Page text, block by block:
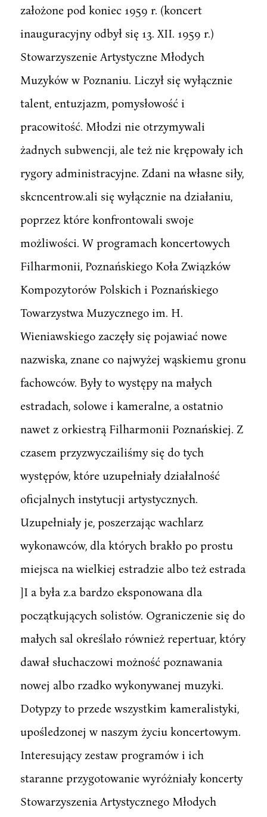
założone pod koniec 1959 r. (koncert
inauguracyjny odbył się 13. XII. 1959 r.)
Stowarzyszenie Artystyczne Młodych
Muzyków w Poznaniu. Liczył się wyłącznie
talent, entuzjazm, pomysłowość i
pracowitość. Młodzi nie otrzymywali
żadnych subwencji, ale też nie krępowały ich
rygory administracyjne. Zdani na własne siły,
skcncentrow.ali się wyłącznie na działaniu,
poprzez które konfrontowali swoje
możliwości. W programach koncertowych
Filharmonii, Poznańskiego Koła Związków
Kompozytorów Polskich i Poznańskiego
Towarzystwa Muzycznego im. H.
Wieniawskiego zaczęły się pojawiać nowe
nazwiska, znane co najwyżej wąskiemu gronu
fachowców. Były to występy na małych
estradach, solowe i kameralne, a ostatnio
nawet z orkiestrą Filharmonii Poznańskiej. Z
czasem przyzwyczailiśmy się do tych
występów, które uzupełniały działalność
oficjalnych instytucji artystycznych.
Uzupełniały je, poszerzając wachlarz
wykonawców, dla których brakło po prostu
miejsca na wielkiej estradzie albo też estrada
]I a była z.a bardzo eksponowana dla
początkujących solistów. Ograniczenie się do
małych sal określało również repertuar, który
dawał słuchaczowi możność poznawania
nowej albo rzadko wykonywanej muzyki.
Dotypzy to przede wszystkim kameralistyki,
upośledzonej w naszym życiu koncertowym.
Interesujący zestaw programów i ich
staranne przygotowanie wyróżniały koncerty
Stowarzyszenia Artystycznego Młodych